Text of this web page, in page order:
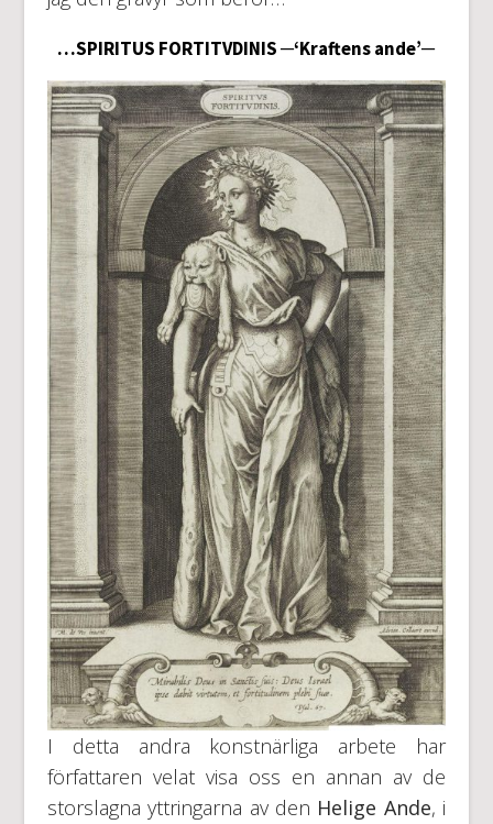
…SPIRITUS FORTITVDINIS ─‘Kraftens ande’─
I detta andra konstnärliga arbete har
författaren velat visa oss en annan av de
storslagna yttringarna av den Helige Ande, i